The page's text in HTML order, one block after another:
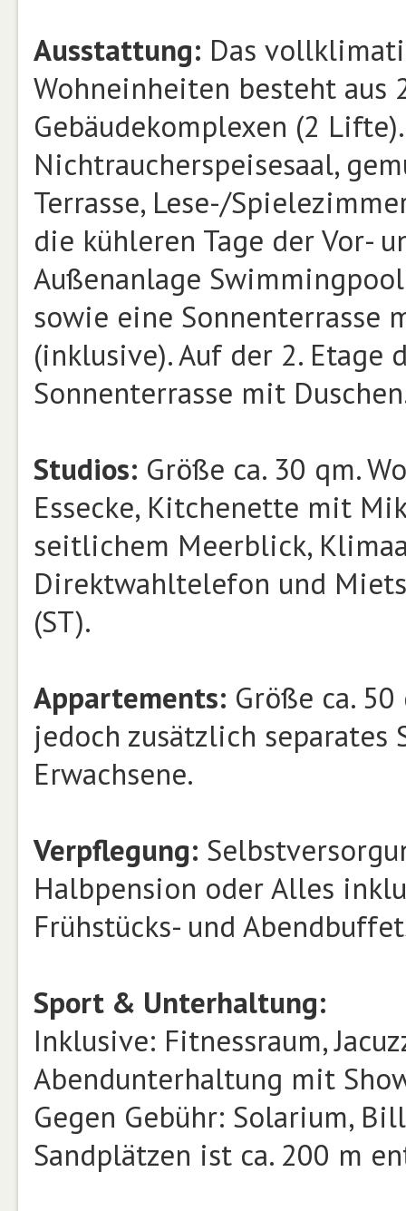
Ausstattung: Das
Wohneinheiten besteht aus
Gebäudekomplexen (2
Nichtraucherspeisesaal,
Terrasse, Lese-/
die kühleren Tage der Vor-
Außenanlage
sowie eine Sonnenterrasse
(inklusive). Auf der 2.
Sonnenterrasse mit
Studios: Größe ca. 30 qm.
Essecke, Kitchenette mit
seitlichem Meerblick,
Direktwahltelefon und
(ST).
Appartements: Größe ca.
jedoch zusätzlich separates
Erwachsene.
Verpflegung:
Halbpension oder Alles
Frühstücks- und
Sport & Unterhaltung:
Inklusive: Fitnessraum,
Abendunterhaltung mit
Gegen Gebühr: Solarium,
Sandplätzen ist ca. 200 m